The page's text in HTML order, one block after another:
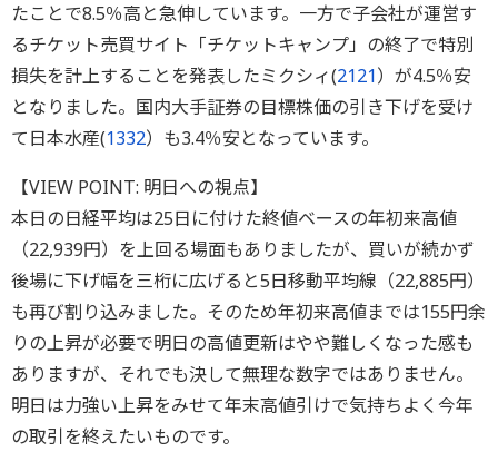
たことで8.5％高と急伸しています。一方で子会社が運営す
るチケット売買サイト「チケットキャンプ」の終了で特別
損失を計上することを発表したミクシィ(2121）が4.5％安
となりました。国内大手証券の目標株価の引き下げを受け
て日本水産(1332）も3.4％安となっています。
【VIEW POINT: 明日への視点】
本日の日経平均は25日に付けた終値ベースの年初来高値
（22,939円）を上回る場面もありましたが、買いが続かず
後場に下げ幅を三桁に広げると5日移動平均線（22,885円）
も再び割り込みました。そのため年初来高値までは155円余
りの上昇が必要で明日の高値更新はやや難しくなった感も
ありますが、それでも決して無理な数字ではありません。
明日は力強い上昇をみせて年末高値引けで気持ちよく今年
の取引を終えたいものです。